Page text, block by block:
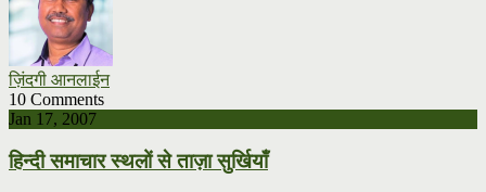
ज़िंदगी आनलाईन
10 Comments
Jan 17, 2007
हिन्दी समाचार स्थलों से ताज़ा सुर्खियाँ